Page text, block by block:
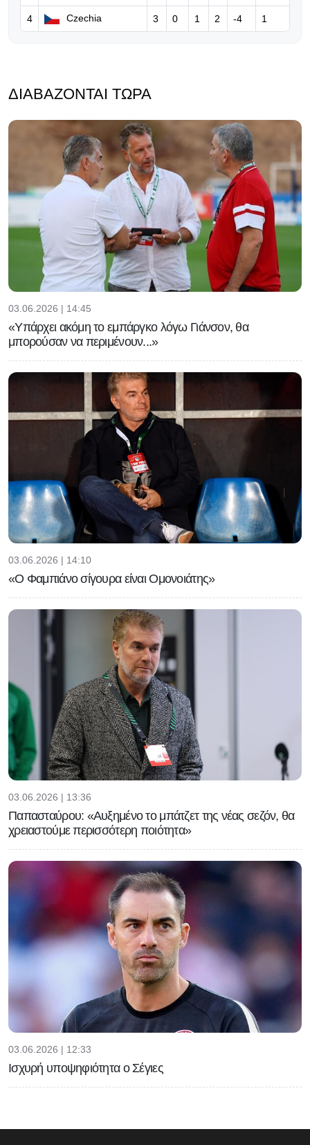
06.08.2026 | 08:39
Ο Ινφαντίνο υπόσχεται τον τελικό
05.08.2026 | 17:32
«Πρέπει να παραιτηθείς για να
σωθεί το ποδόσφαιρο»
4 Czechia 3 0 1 2 -4 1
ΔΙΑΒΆΖΟΝΤΑΙ ΤΏΡΑ
03.06.2026 | 14:45
«Υπάρχει ακόμη το εμπάργκο λόγω Γιάνσον, θα
μπορούσαν να περιμένουν...»
03.06.2026 | 14:10
«Ο Φαμπιάνο σίγουρα είναι Ομονοιάτης»
03.06.2026 | 13:36
Παπασταύρου: «Αυξημένο το μπάτζετ της νέας σεζόν, θα
χρειαστούμε περισσότερη ποιότητα»
03.06.2026 | 12:33
Ισχυρή υποψηφιότητα ο Σέγιες